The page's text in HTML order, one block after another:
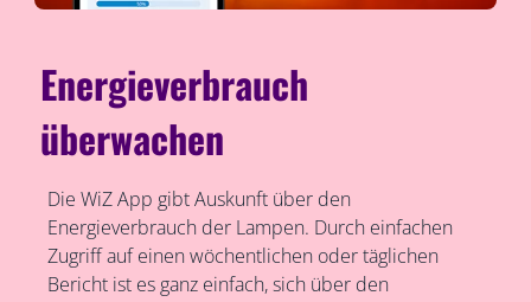
Energieverbrauch
überwachen
Die WiZ App gibt Auskunft über den
Energieverbrauch der Lampen. Durch einfachen
Zugriff auf einen wöchentlichen oder täglichen
Bericht ist es ganz einfach, sich über den